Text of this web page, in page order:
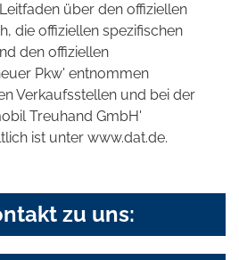
über den offiziellen
die offiziellen spezifischen
den offiziellen
Pkw' entnommen
Verkaufsstellen und bei der
Treuhand GmbH'
ist unter www.dat.de.
zu uns: